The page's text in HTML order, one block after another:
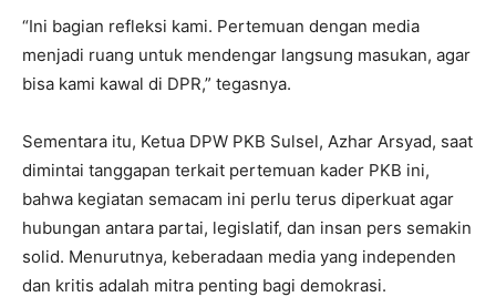
“Ini bagian refleksi kami. Pertemuan dengan media
menjadi ruang untuk mendengar langsung masukan, agar
bisa kami kawal di DPR,” tegasnya.
Sementara itu, Ketua DPW PKB Sulsel, Azhar Arsyad, saat
dimintai tanggapan terkait pertemuan kader PKB ini,
bahwa kegiatan semacam ini perlu terus diperkuat agar
hubungan antara partai, legislatif, dan insan pers semakin
solid. Menurutnya, keberadaan media yang independen
dan kritis adalah mitra penting bagi demokrasi.